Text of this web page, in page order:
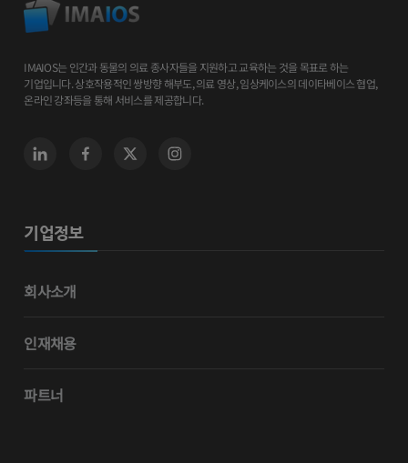
IMAIOS는 인간과 동물의 의료 종사자들을 지원하고 교육하는 것을 목표로 하는
기업입니다. 상호작용적인 쌍방향 해부도, 의료 영상, 임상케이스의 데이타베이스 협업,
온라인 강좌등을 통해 서비스를 제공합니다.
기업정보
회사소개
인재채용
파트너